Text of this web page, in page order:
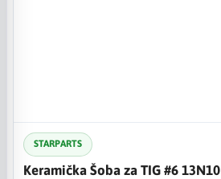
STARPARTS
Keramička Šoba za TIG #6 13N10